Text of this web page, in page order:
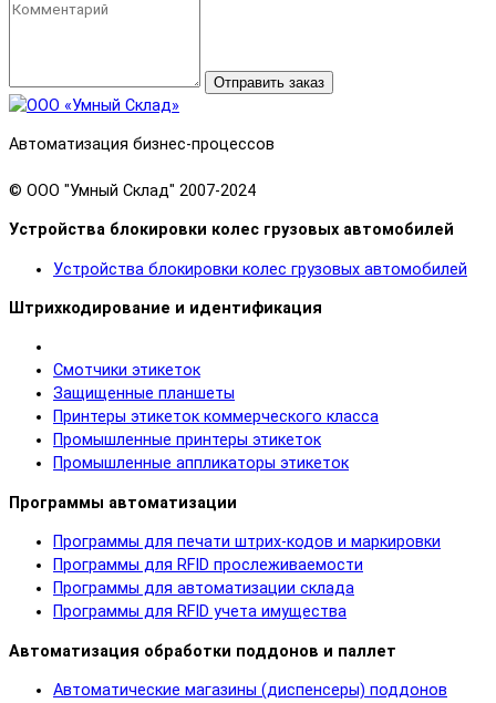
Отправить заказ
Автоматизация бизнес-процессов
© OOO "Умный Склад" 2007-2024
Устройства блокировки колес грузовых автомобилей
Устройства блокировки колес грузовых автомобилей
Штрихкодирование и идентификация
Смотчики этикеток
Защищенные планшеты
Принтеры этикеток коммерческого класса
Промышленные принтеры этикеток
Промышленные аппликаторы этикеток
Программы автоматизации
Программы для печати штрих-кодов и маркировки
Программы для RFID прослеживаемости
Программы для автоматизации склада
Программы для RFID учета имущества
Автоматизация обработки поддонов и паллет
Автоматические магазины (диспенсеры) поддонов